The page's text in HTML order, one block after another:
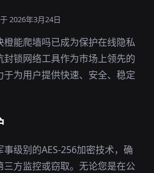
2026年3月24日
能爬墙吗已成为保护在线隐私
锁网络工具作为市场上领先的
为用户提供快速、安全、稳定
级别的AES-256加密技术，确
方监控或窃取。无论您是在公